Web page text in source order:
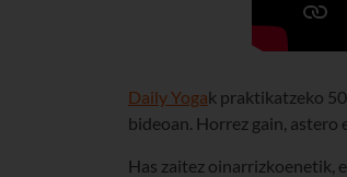
Daily Yogak praktikatzeko
bideoan. Horrez gain,
Has zaitez oinarrizkoenetik,